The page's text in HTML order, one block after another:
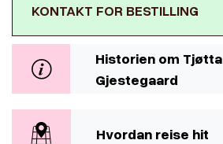
KONTAKT FOR BESTILLING
Historien om Tjøtta
Gjestegaard
Hvordan reise hit